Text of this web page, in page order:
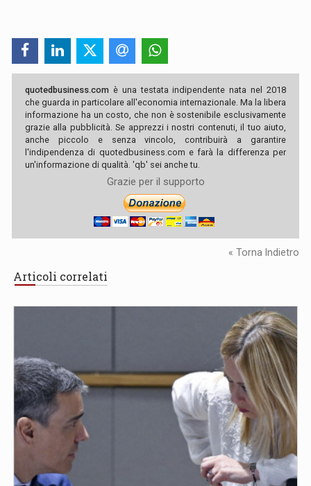
quotedbusiness.com è una testata indipendente nata nel 2018
che guarda in particolare all'economia internazionale. Ma la libera
informazione ha un costo, che non è sostenibile esclusivamente
grazie alla pubblicità. Se apprezzi i nostri contenuti, il tuo aiuto,
anche piccolo e senza vincolo, contribuirà a garantire
l'indipendenza di quotedbusiness.com e farà la differenza per
un'informazione di qualità. 'qb' sei anche tu.
Grazie per il supporto
« Torna Indietro
Articoli correlati